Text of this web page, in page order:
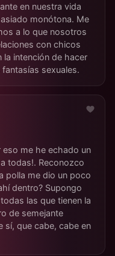
en nuestra vida
monótona. Me
a lo que nosotros
con chicos
intención de hacer
sexuales.
me he echado un
todas!. Reconozco
polla me dio un poco
dentro? Supongo
las que tienen la
de semejante
sí, que cabe, cabe en